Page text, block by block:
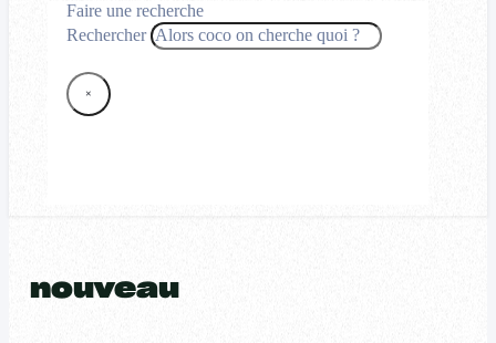
Faire une recherche
Rechercher
×
nouveau